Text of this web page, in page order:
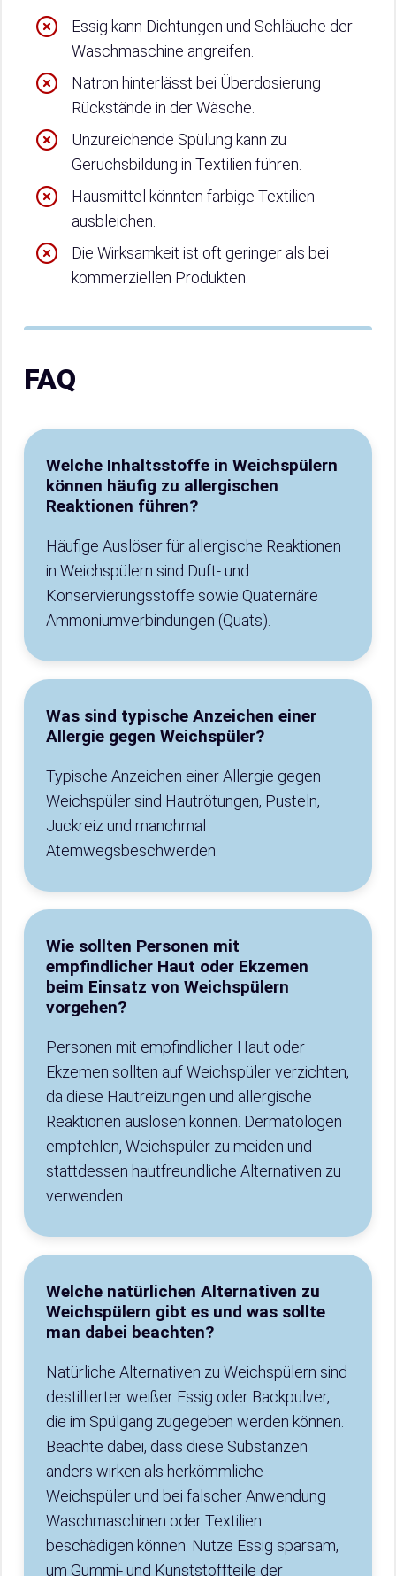
Essig kann Dichtungen und Schläuche der
Waschmaschine angreifen.
Natron hinterlässt bei Überdosierung
Rückstände in der Wäsche.
Unzureichende Spülung kann zu
Geruchsbildung in Textilien führen.
Hausmittel könnten farbige Textilien
ausbleichen.
Die Wirksamkeit ist oft geringer als bei
kommerziellen Produkten.
FAQ
Welche Inhaltsstoffe in Weichspülern
können häufig zu allergischen
Reaktionen führen?
Häufige Auslöser für allergische Reaktionen
in Weichspülern sind Duft- und
Konservierungsstoffe sowie Quaternäre
Ammoniumverbindungen (Quats).
Was sind typische Anzeichen einer
Allergie gegen Weichspüler?
Typische Anzeichen einer Allergie gegen
Weichspüler sind Hautrötungen, Pusteln,
Juckreiz und manchmal
Atemwegsbeschwerden.
Wie sollten Personen mit
empfindlicher Haut oder Ekzemen
beim Einsatz von Weichspülern
vorgehen?
Personen mit empfindlicher Haut oder
Ekzemen sollten auf Weichspüler verzichten,
da diese Hautreizungen und allergische
Reaktionen auslösen können. Dermatologen
empfehlen, Weichspüler zu meiden und
stattdessen hautfreundliche Alternativen zu
verwenden.
Welche natürlichen Alternativen zu
Weichspülern gibt es und was sollte
man dabei beachten?
Natürliche Alternativen zu Weichspülern sind
destillierter weißer Essig oder Backpulver,
die im Spülgang zugegeben werden können.
Beachte dabei, dass diese Substanzen
anders wirken als herkömmliche
Weichspüler und bei falscher Anwendung
Waschmaschinen oder Textilien
beschädigen können. Nutze Essig sparsam,
um Gummi- und Kunststoffteile der